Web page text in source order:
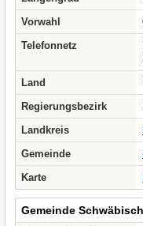
Vorwahl
Telefonnetz
Land
Regierungsbezirk
Landkreis
Gemeinde
Karte
Gemeinde